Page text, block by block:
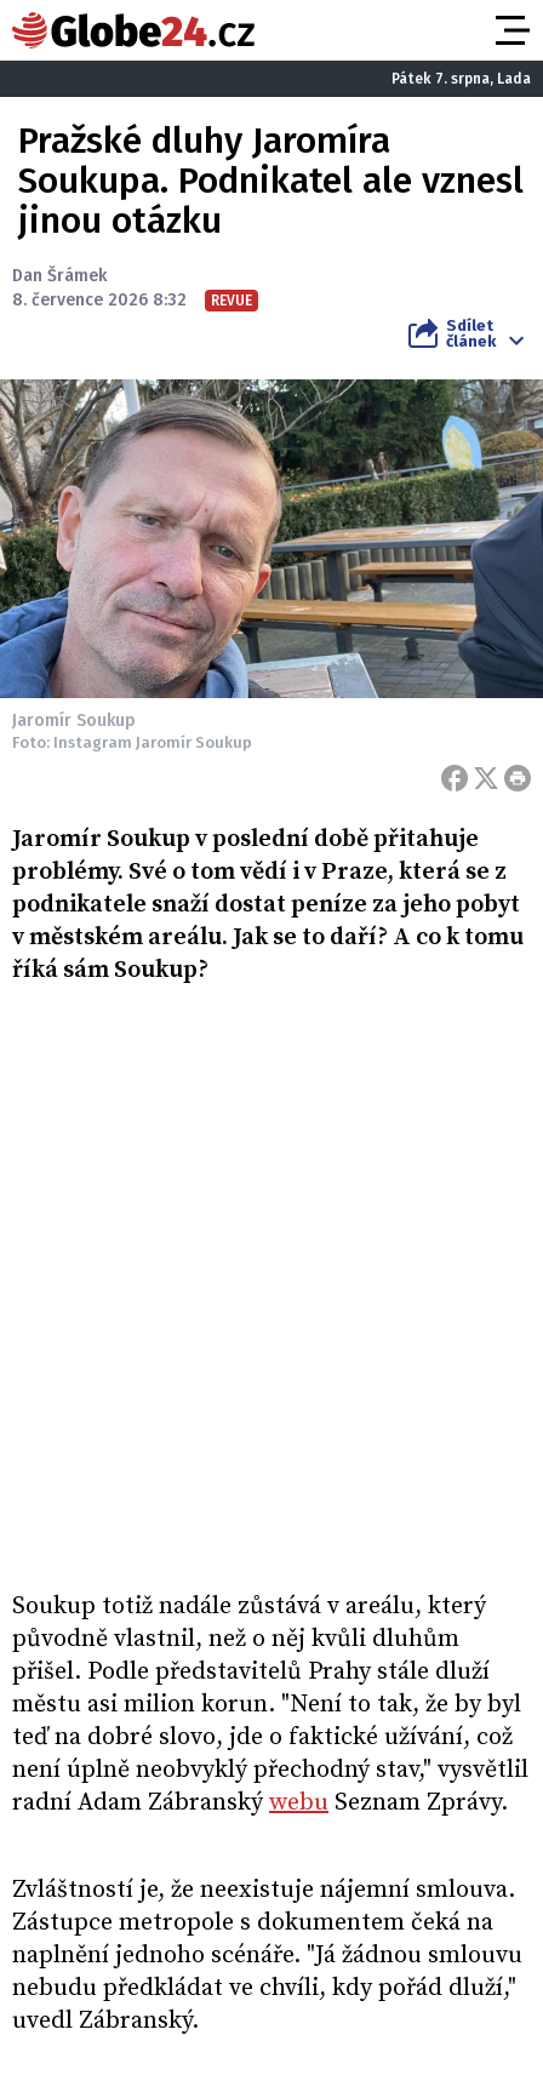
Pátek 7. srpna, Lada
Pražské dluhy Jaromíra
Soukupa. Podnikatel ale vznesl
jinou otázku
Dan Šrámek
8. července 2026 8:32
REVUE
Sdílet
článek
Jaromír Soukup
Foto: Instagram Jaromír Soukup
Jaromír Soukup v poslední době přitahuje
problémy. Své o tom vědí i v Praze, která se z
podnikatele snaží dostat peníze za jeho pobyt
v městském areálu. Jak se to daří? A co k tomu
říká sám Soukup?
Soukup totiž nadále zůstává v areálu, který
původně vlastnil, než o něj kvůli dluhům
přišel. Podle představitelů Prahy stále dluží
městu asi milion korun. "Není to tak, že by byl
teď na dobré slovo, jde o faktické užívání, což
není úplně neobvyklý přechodný stav," vysvětlil
radní Adam Zábranskýwebu Seznam Zprávy.
Zvláštností je, že neexistuje nájemní smlouva.
Zástupce metropole s dokumentem čeká na
naplnění jednoho scénáře. "Já žádnou smlouvu
nebudu předkládat ve chvíli, kdy pořád dluží,"
uvedl Zábranský.